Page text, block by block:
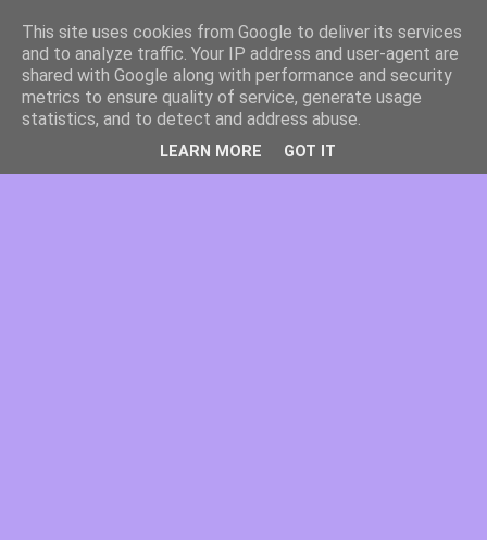
This site uses cookies from Google to deliver its services
and to analyze traffic. Your IP address and user-agent are
shared with Google along with performance and security
metrics to ensure quality of service, generate usage
statistics, and to detect and address abuse.
LEARN MORE GOT IT